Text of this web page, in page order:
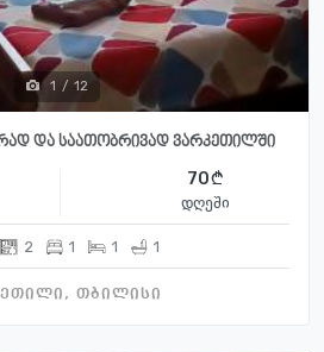
1 / 12
და საათობრივად ვარკეთილში
70
დღეში
2 1 1 1
თბილისი